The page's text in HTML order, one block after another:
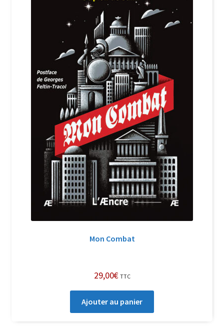
Mon Combat
29,00€ TTC
Ajouter au panier